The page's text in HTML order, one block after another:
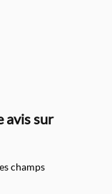
avis sur
champs